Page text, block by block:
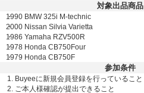
対象出品商品
1990 BMW 325i M-technic
2000 Nissan Silvia Varietta
1986 Yamaha RZV500R
1978 Honda CB750Four
1979 Honda CB750F
参加条件
Buyeeに新規会員登録を行っていること
ご本人様確認が提出できること